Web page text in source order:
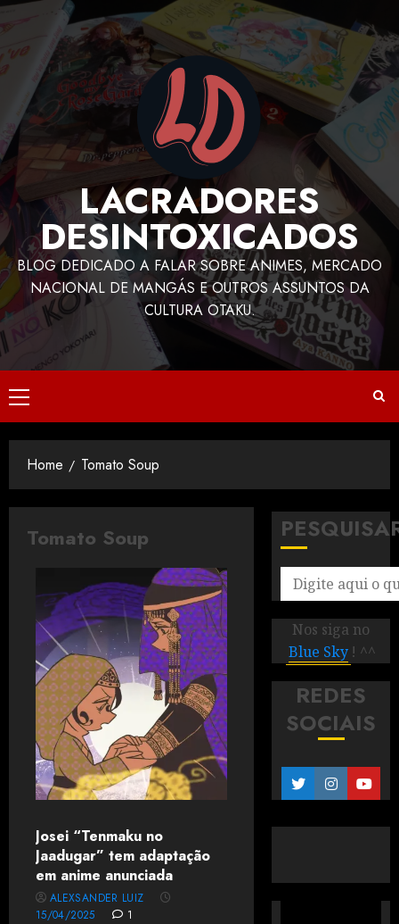
LACRADORES
DESINTOXICADOS
BLOG DEDICADO A FALAR SOBRE ANIMES, MERCADO
NACIONAL DE MANGÁS E OUTROS ASSUNTOS DA
CULTURA OTAKU.
Home Tomato Soup
Tomato Soup
Josei “Tenmaku no
Jaadugar” tem adaptação
em anime anunciada
ALEXSANDER LUIZ
15/04/2025
1
Nos siga no
Blue Sky ! ^^
REDES
SOCIAIS